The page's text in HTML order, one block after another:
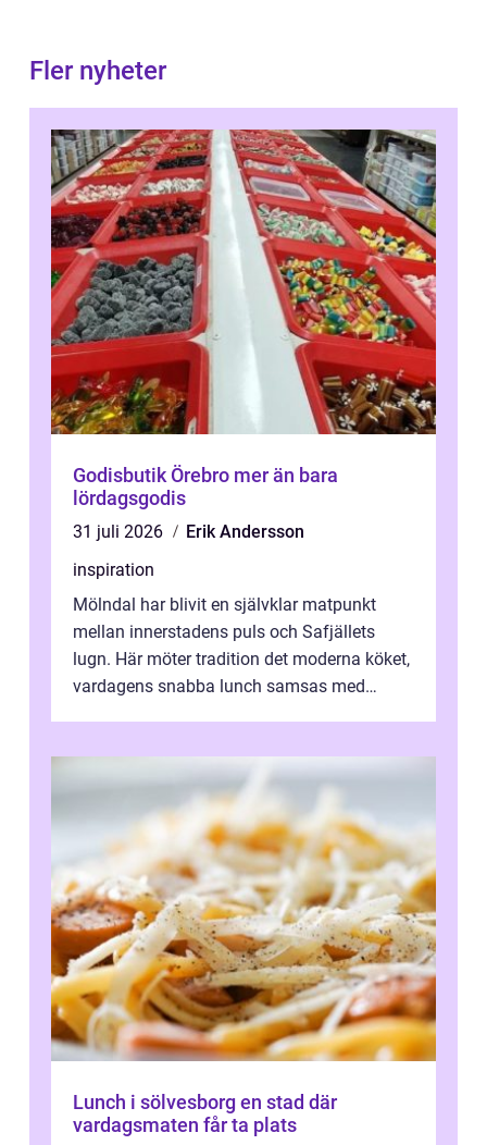
Fler nyheter
Godisbutik Örebro mer än bara
lördagsgodis
31 juli 2026
Erik Andersson
inspiration
Mölndal har blivit en självklar matpunkt
mellan innerstadens puls och Safjällets
lugn. Här möter tradition det moderna köket,
vardagens snabba lunch samsas med
Lunch i sölvesborg en stad där
vardagsmaten får ta plats